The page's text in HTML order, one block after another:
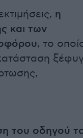
η
και των
, το
του οδηγού